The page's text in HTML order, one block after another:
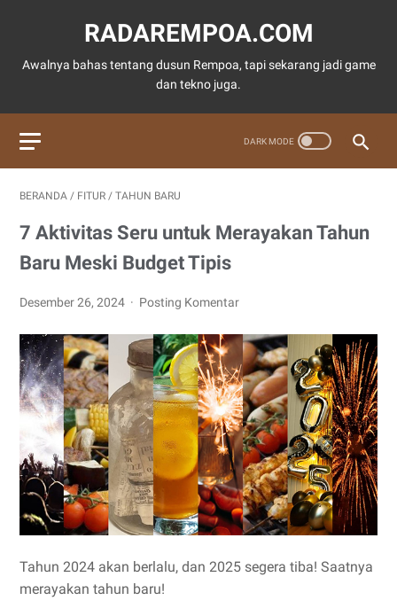
RADAREMPOA.COM
Awalnya bahas tentang dusun Rempoa, tapi sekarang jadi game
dan tekno juga.
BERANDA / FITUR / TAHUN BARU
7 Aktivitas Seru untuk Merayakan Tahun
Baru Meski Budget Tipis
Desember 26, 2024 Posting Komentar
Tahun 2024 akan berlalu, dan 2025 segera tiba! Saatnya
merayakan tahun baru!